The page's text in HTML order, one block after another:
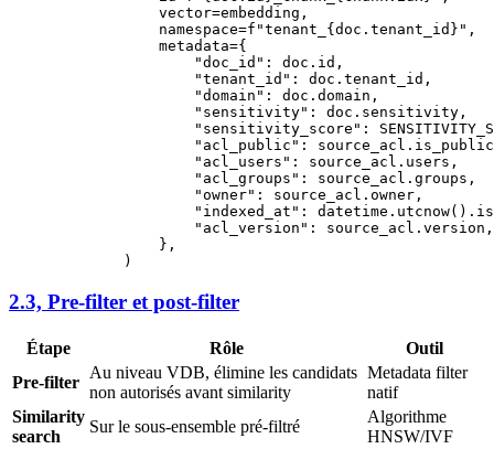
            vector
=embedding,
            namespace
=f "tenant_ { doc.tenant_id } " ,
            metadata
={
                "doc_id"
: doc.id,
                "tenant_id"
: doc.tenant_id,
                "domain"
: doc.domain,
                "sensitivity"
: doc.sensitivity,
                "sensitivity_score"
:
                "acl_public"
:
                "acl_users"
: source_acl.users,
                "acl_groups"
: source_acl.groups,
                "owner"
: source_acl.owner,
                "indexed_at"
:
                "acl_version"
:
            },
        )
2.3, Pre-filter et post-filter
Étape Rôle
Outil
Pre-filter
Au niveau VDB, élimine les candidats
non autorisés avant similarity
Metadata filter
natif
Similarity
search
Sur le sous-ensemble pré-filtré
Algorithme
HNSW/IVF